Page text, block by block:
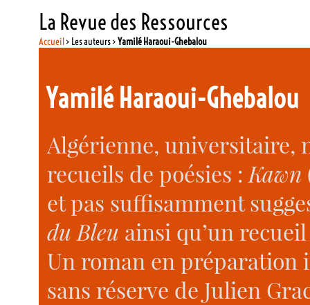
La Revue des Ressources
Accueil> Les auteurs >Yamilé Haraoui-Ghebalou
Yamilé Haraoui-Ghebalou
Algérienne, universitaire,
recueils de poésies : Kawn
et pas suffisamment
du Bleu ainsi qu’un
Un roman en
sans réserve de Julien